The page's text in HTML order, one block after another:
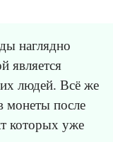
наглядно
является
людей. Всё же
монеты после
которых уже